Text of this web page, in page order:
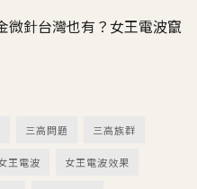
微針台灣也有？女王電波竄
三高問題 三高族群
王電波 女王電波效果